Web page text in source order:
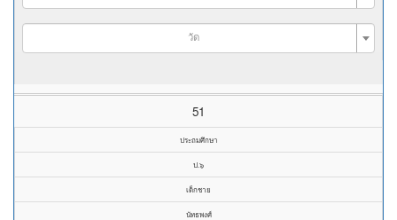
วัด
51
ประถมศึกษา
ป.๖
เด็กชาย
นัทธพงศ์